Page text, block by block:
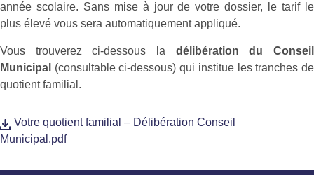
année scolaire. Sans mise à jour de votre dossier, le tarif le
plus élevé vous sera automatiquement appliqué.
Vous trouverez ci-dessous la délibération du Conseil
Municipal (consultable ci-dessous) qui institue les tranches de
quotient familial.
Votre quotient familial – Délibération Conseil
Municipal.pdf